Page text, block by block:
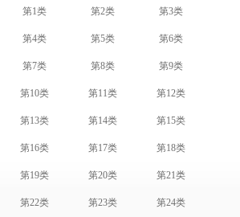
第1类 第2类 第3类
第4类 第5类 第6类
第7类 第8类 第9类
第10类 第11类 第12类
第13类 第14类 第15类
第16类 第17类 第18类
第19类 第20类 第21类
第22类 第23类 第24类